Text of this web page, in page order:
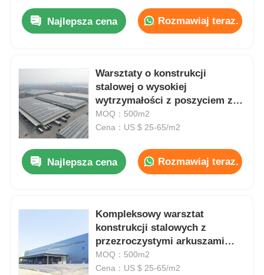
Dom
O nas
Najlepsza cena Rozmawiaj teraz.
Warsztaty o konstrukcji
stalowej o wysokiej
wytrzymałości z poszyciem z
płyt warstwowych EPS, włókna
szklanego, wełny mineralnej
MOQ：500m2
Cena：US $ 25-65/m2
Najlepsza cena Rozmawiaj teraz.
Kompleksowy warsztat
konstrukcji stalowych z
przezroczystymi arkuszami
FRP o grubości 1,0 mm-2,0 mm
MOQ：500m2
Cena：US $ 25-65/m2